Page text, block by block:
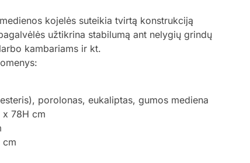
kojelės suteikia tvirtą konstrukciją
užtikrina stabilumą ant nelygių grindų
kambariams ir kt.
porolonas, eukaliptas, gumos mediena
78H cm
cm